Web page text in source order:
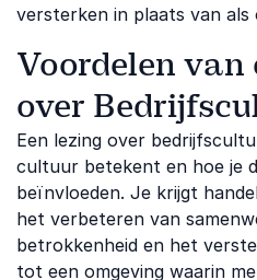
versterken in plaats van als
Voordelen van
over
Een lezing over
cultuur betekent en hoe je
beïnvloeden. Je krijgt
het verbeteren van
betrokkenheid en het
tot een omgeving waarin